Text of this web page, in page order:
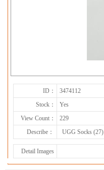
ID： 3474112
Stock：
Yes
View Count：
229
Describe：
UGG Socks (27)
Detail Images